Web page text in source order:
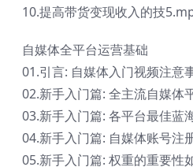
10.提高带货变现收入的技
自媒体全平台运营基础
01.引言: 自媒体入门视频注意
02.新手入门篇: 全主流自媒体
03.新手入门篇: 各平台最佳蓝
04.新手入门篇: 自媒体账号注
05.新手入门篇: 权重的重要性